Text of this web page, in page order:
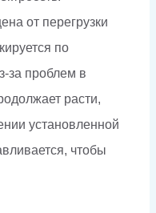
от перегрузки
по
за проблем в
расти,
установленной
чтобы